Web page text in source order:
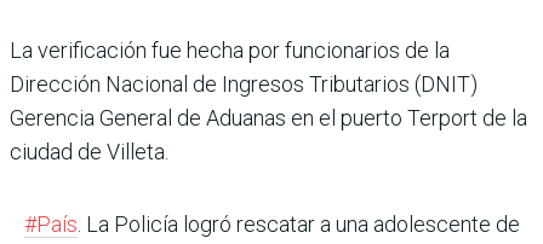
La verificación fue hecha por funcionarios de la
Dirección Nacional de Ingresos Tributarios (DNIT)
Gerencia General de Aduanas en el puerto Terport de la
ciudad de Villeta.
#País . La Policía logró rescatar a una adolescente de